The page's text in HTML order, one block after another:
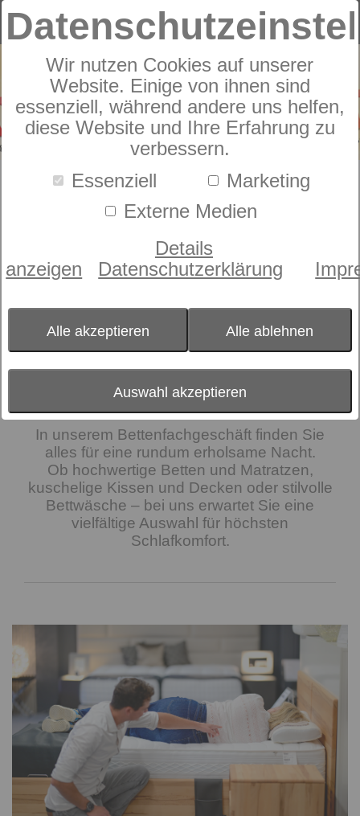
Wir nutzen Cookies auf unserer
Website. Einige von ihnen sind
essenziell, während andere uns helfen,
diese Website und Ihre Erfahrung zu
verbessern.
Essenziell
Marketing
Externe Medien
Details
anzeigen
Datenschutzerklärung
Alle akzeptieren Alle ablehnen
Auswahl akzeptieren
Willkommen im
Schlummerland
Öffnungszeiten:
Tel.: 08331 / 494499
„Weil erholsamer Schlaf der schönste Luxus ist.“
In unserem Bettenfachgeschäft finden Sie
alles für eine rundum erholsame Nacht.
Ob hochwertige Betten und Matratzen,
kuschelige Kissen und Decken oder stilvolle
Bettwäsche – bei uns erwartet Sie eine
vielfältige Auswahl für höchsten
Schlafkomfort.